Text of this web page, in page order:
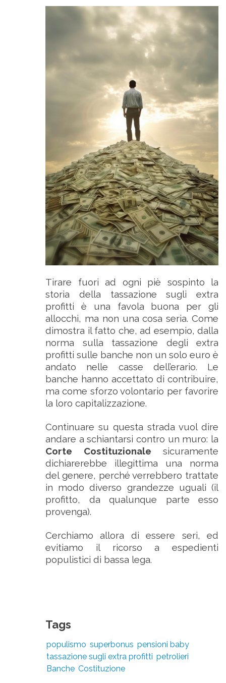
Tirare fuori ad ogni piè sospinto la
storia della tassazione sugli extra
profitti è una favola buona per gli
allocchi, ma non una cosa seria. Come
dimostra il fatto che, ad esempio, dalla
norma sulla tassazione degli extra
profitti sulle banche non un solo euro è
andato nelle casse dell’erario. Le
banche hanno accettato di contribuire,
ma come sforzo volontario per favorire
la loro capitalizzazione.
Continuare su questa strada vuol dire
andare a schiantarsi contro un muro: la
Corte Costituzionale sicuramente
dichiarerebbe illegittima una norma
del genere, perché verrebbero trattate
in modo diverso grandezze uguali (il
profitto, da qualunque parte esso
provenga).
Cerchiamo allora di essere seri, ed
evitiamo il ricorso a espedienti
populistici di bassa lega.
Tags
populismo superbonus pensioni baby
tassazione sugli extra profitti petrolieri
Banche Costituzione